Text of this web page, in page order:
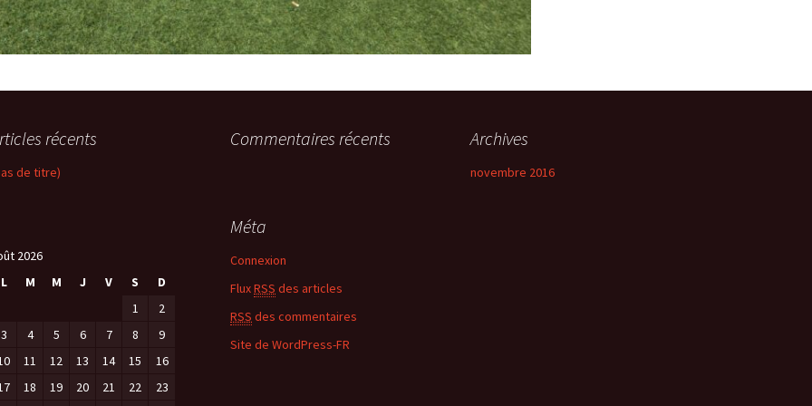
récents
de titre)
Commentaires récents Archives
novembre 2016
Méta
Connexion
FluxRSS des articles
RSS des commentaires
Site de WordPress-FR
2026
L
M M J V S
D
1
2
3
4 5 6 7 8
9
11 12 13 14 15
16
18 19 20 21 22
23